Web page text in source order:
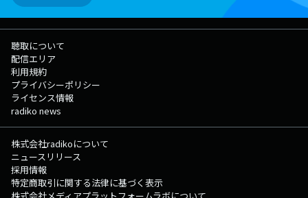
聴取について
配信エリア
利用規約
プライバシーポリシー
ライセンス情報
radiko news
株式会社radikoについて
ニュースリリース
採用情報
特定商取引に関する法律に基づく表示